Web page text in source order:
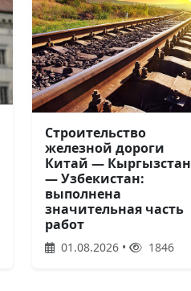
Строительство
железной дороги
Китай — Кыргызстан
— Узбекистан:
выполнена
значительная часть
работ
01.08.2026 • 1846